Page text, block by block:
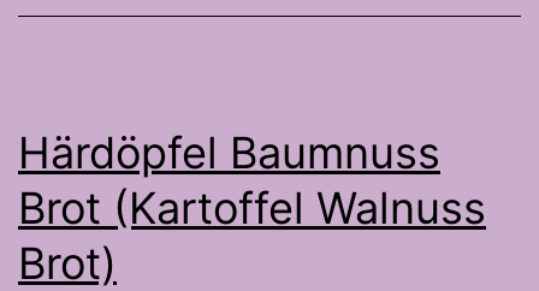
Härdöpfel Baumnuss
Brot (Kartoffel Walnuss
Brot)